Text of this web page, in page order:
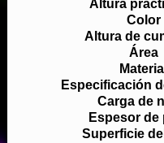
Altura
Color
Altura de
Área
Material
Especificación
Carga de
Espesor de
Superficie